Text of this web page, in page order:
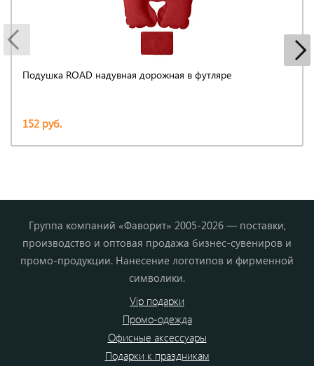
Подушка ROAD надувная дорожная в футляре
152 руб.
Группа компаний «Фаворит» 2005-2026 — поставки,
производство и оптовая продажа бизнес-сувениров и
промо-продукции. Нанесение логотипов и фирменной
символики.
Vip подарки
Промо-одежда
Офисные аксессуары
Подарки к праздникам